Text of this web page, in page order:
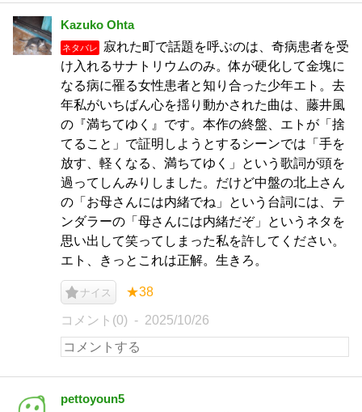
Kazuko Ohta
ネタバレ
寂れた町で話題を呼ぶのは、奇病患者を受
け入れるサナトリウムのみ。体が硬化して金塊に
なる病に罹る女性患者と知り合った少年エト。去
年私がいちばん心を揺り動かされた曲は、藤井風
の『満ちてゆく』です。本作の終盤、エトが「捨
てること」で証明しようとするシーンでは「手を
放す、軽くなる、満ちてゆく」という歌詞が頭を
過ってしんみりしました。だけど中盤の北上さん
の「お母さんには内緒でね」という台詞には、テ
ンダラーの「母さんには内緒だぞ」というネタを
思い出して笑ってしまった私を許してください。
エト、きっとこれは正解。生きろ。
ナイス ★38
コメント(0) 2025/10/26
pettoyoun5